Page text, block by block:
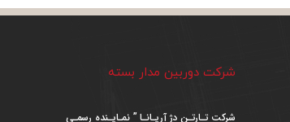
شرکت دوربین مدار بسته
شرکت تـارتـن دژ آریـانـا ” نمـایـنده رسمـی